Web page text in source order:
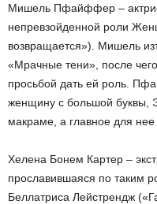
Мишель Пфайффер –
непревзойденной роли
возвращается»). Мишель
«Мрачные тени», после
просьбой дать ей роль.
женщину с большой буквы,
макраме, а главное для
Хелена Бонем Картер –
прославившаяся по таким
Беллатриса Лейстрендж